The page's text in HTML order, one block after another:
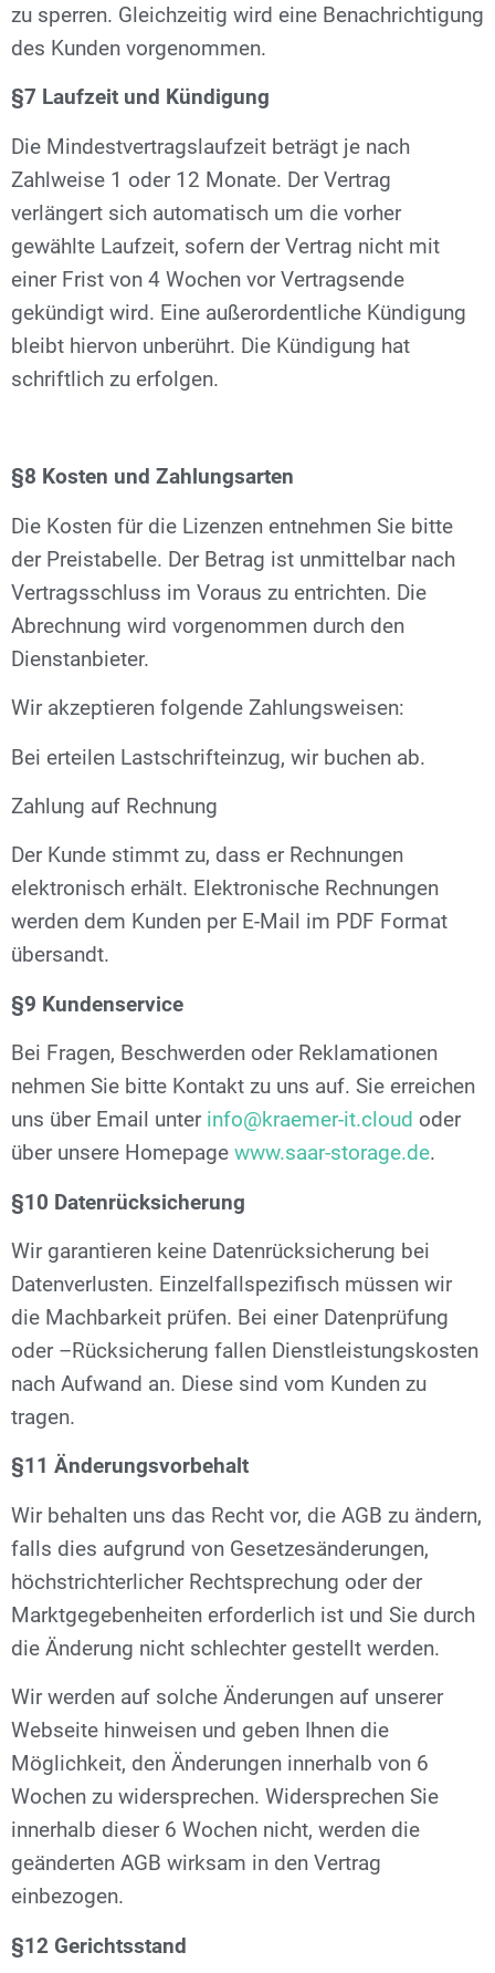
zu sperren. Gleichzeitig wird eine Benachrichtigung
des Kunden vorgenommen.
§7 Laufzeit und Kündigung
Die Mindestvertragslaufzeit beträgt je nach
Zahlweise 1 oder 12 Monate. Der Vertrag
verlängert sich automatisch um die vorher
gewählte Laufzeit, sofern der Vertrag nicht mit
einer Frist von 4 Wochen vor Vertragsende
gekündigt wird. Eine außerordentliche Kündigung
bleibt hiervon unberührt. Die Kündigung hat
schriftlich zu erfolgen.
§8 Kosten und Zahlungsarten
Die Kosten für die Lizenzen entnehmen Sie bitte
der Preistabelle. Der Betrag ist unmittelbar nach
Vertragsschluss im Voraus zu entrichten. Die
Abrechnung wird vorgenommen durch den
Dienstanbieter.
Wir akzeptieren folgende Zahlungsweisen:
Bei erteilen Lastschrifteinzug, wir buchen ab.
Zahlung auf Rechnung
Der Kunde stimmt zu, dass er Rechnungen
elektronisch erhält. Elektronische Rechnungen
werden dem Kunden per E-Mail im PDF Format
übersandt.
§9 Kundenservice
Bei Fragen, Beschwerden oder Reklamationen
nehmen Sie bitte Kontakt zu uns auf. Sie erreichen
uns über Email unter info@kraemer-it.cloud oder
über unsere Homepage www.saar-storage.de.
§10 Datenrücksicherung
Wir garantieren keine Datenrücksicherung bei
Datenverlusten. Einzelfallspezifisch müssen wir
die Machbarkeit prüfen. Bei einer Datenprüfung
oder –Rücksicherung fallen Dienstleistungskosten
nach Aufwand an. Diese sind vom Kunden zu
tragen.
§11 Änderungsvorbehalt
Wir behalten uns das Recht vor, die AGB zu ändern,
falls dies aufgrund von Gesetzesänderungen,
höchstrichterlicher Rechtsprechung oder der
Marktgegebenheiten erforderlich ist und Sie durch
die Änderung nicht schlechter gestellt werden.
Wir werden auf solche Änderungen auf unserer
Webseite hinweisen und geben Ihnen die
Möglichkeit, den Änderungen innerhalb von 6
Wochen zu widersprechen. Widersprechen Sie
innerhalb dieser 6 Wochen nicht, werden die
geänderten AGB wirksam in den Vertrag
einbezogen.
§12 Gerichtsstand